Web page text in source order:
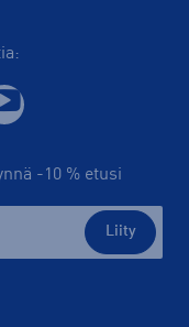
-10 % etusi
Liity